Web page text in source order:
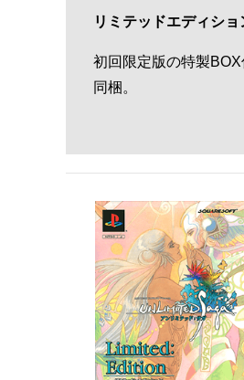
リミテッドエディショ
初回限定版の特製
同梱。